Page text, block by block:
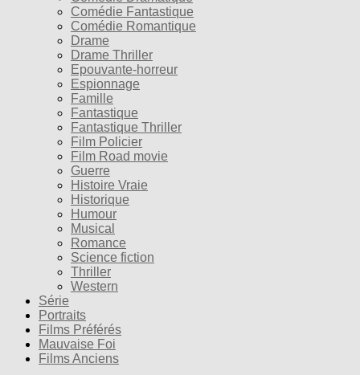
Comédie Fantastique
Comédie Romantique
Drame
Drame Thriller
Epouvante-horreur
Espionnage
Famille
Fantastique
Fantastique Thriller
Film Policier
Film Road movie
Guerre
Histoire Vraie
Historique
Humour
Musical
Romance
Science fiction
Thriller
Western
Série
Portraits
Films Préférés
Mauvaise Foi
Films Anciens